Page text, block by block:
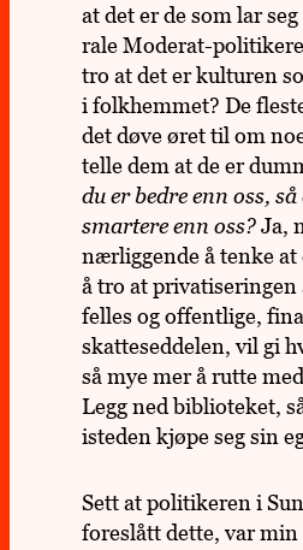
at det er de som lar
rale Mode­rat-
tro at det er kul­tu­ren
i folk­hem­met? De
det døve øret til om
telle dem at de er
du er bedre enn oss,
smar­tere enn oss? Ja,
nær­lig­gende å tenke at
å tro at pri­va­ti­se­rin­gen
felles og offent­lige,
skatte­sed­de­len, vil gi
så mye mer å rutte
Legg ned biblio­te­ket,
iste­den kjøpe seg sin
Sett at poli­ti­ke­ren i
fore­slått dette, var min